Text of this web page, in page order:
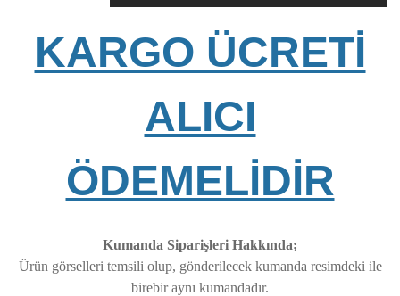
KARGO ÜCRETİ
ALICI
ÖDEMELİDİR
Kumanda Siparişleri Hakkında;
Ürün görselleri temsili olup, gönderilecek kumanda resimdeki ile
birebir aynı kumandadır.